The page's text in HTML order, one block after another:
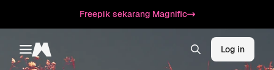
Freepik sekarang Magnific
Toggle menu
Magnific Log in